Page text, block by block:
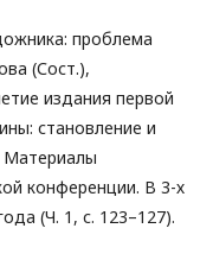
проблема
(Сост.),
издания первой
становление и
Материалы
конференции. В 3-х
(Ч. 1, с. 123–127).